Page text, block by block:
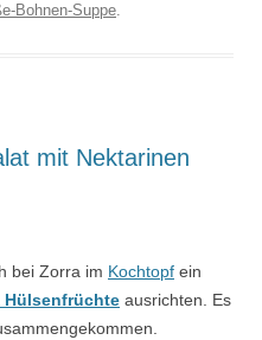
Bohnen-Suppe.
mit Nektarinen
bei Zorra im Kochtopf ein
Hülsenfrüchte ausrichten. Es